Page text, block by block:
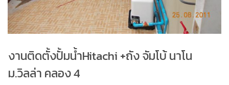
งานติดตั้งปั้มน้ำHitachi +ถัง จัมโบ้ นาโน
ม.วิลล่า คลอง 4